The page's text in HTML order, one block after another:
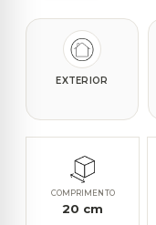
EXTERIOR
COMPRIMENTO
20 cm